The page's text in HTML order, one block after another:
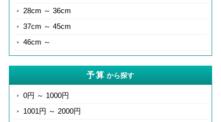
28cm ～ 36cm
37cm ～ 45cm
46cm ～
予算 から探す
0円 ～ 1000円
1001円 ～ 2000円